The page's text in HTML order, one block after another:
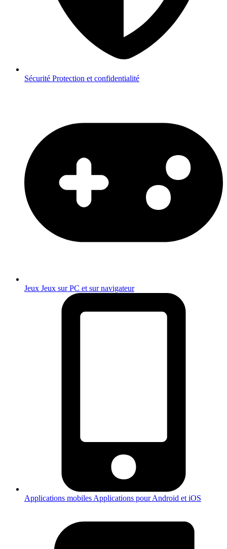
Sécurité Protection et confidentialité
Jeux Jeux sur PC et sur navigateur
Applications mobiles Applications pour Android et iOS